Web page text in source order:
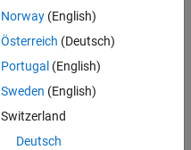
Norway(English)
Österreich (Deutsch)
Portugal (English)
Sweden (English)
Switzerland
Deutsch